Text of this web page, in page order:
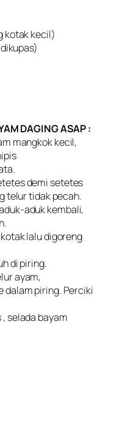
kotak kecil)
DAGING ASAP :
mangkok kecil,
demi setetes
telur tidak pecah.
aduk kembali,
lalu digoreng
di piring.
ayam,
dalam piring. Perciki
selada bayam